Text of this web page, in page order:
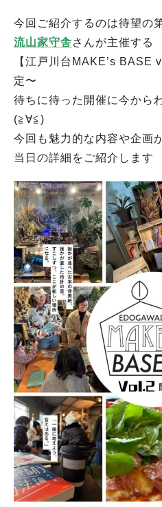
今回ご紹介するのは待望の
流山家守舎さんが主催する
【江戸川台MAKE’s BASE
定〜
待ちに待った開催に今から
(≧∀≦)
今回も魅力的な内容や企画
当日の詳細をご紹介します